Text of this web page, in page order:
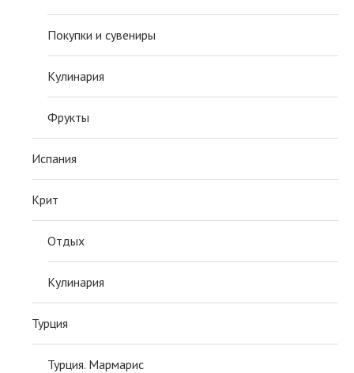
Покупки и сувениры
Кулинария
Фрукты
Испания
Крит
Отдых
Кулинария
Турция
Турция. Мармарис